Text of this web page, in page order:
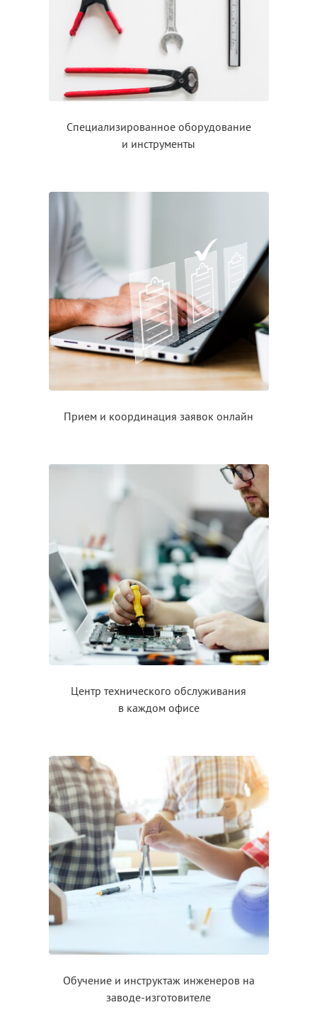
Специализированное оборудование
и инструменты
Прием и координация заявок онлайн
Центр технического обслуживания
в каждом офисе
Обучение и инструктажинженеров на
заводе-изготовителе